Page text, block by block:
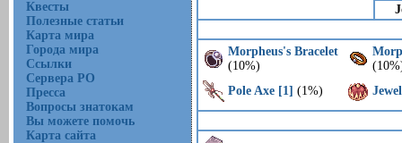
Квесты
Полезные статьи
Карта мира
Города мира
Ссылки
Сервера РО
Пресса
Вопросы знатокам
Вы можете помочь
Карта сайта
Morpheus's Bracelet
(10%)
Pole Axe [1] (1%)